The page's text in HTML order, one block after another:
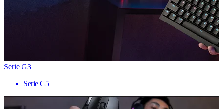
Serie G3
Serie G5